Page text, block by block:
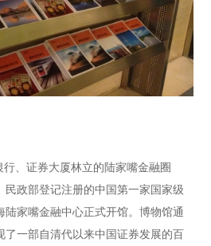
行、证券大厦林立的陆家嘴金融圈
民政部登记注册的中国第一家国家级
陆家嘴金融中心正式开馆。博物馆通
了一部自清代以来中国证券发展的百